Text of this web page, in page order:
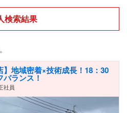
検索結果
】地域密着×技術成長！18：30
バランス！
社員